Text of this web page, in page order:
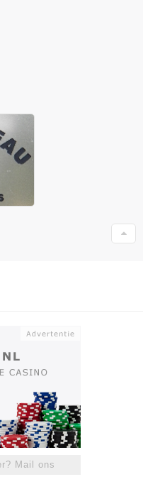
Mail ons